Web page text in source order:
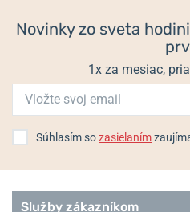
Anniversary
Charity
Classic
Solar
Titanium
Remienky Bering
Novinky zo sveta
1x za mesiac,
Súhlasím sozasielaním
Služby zákazníkom